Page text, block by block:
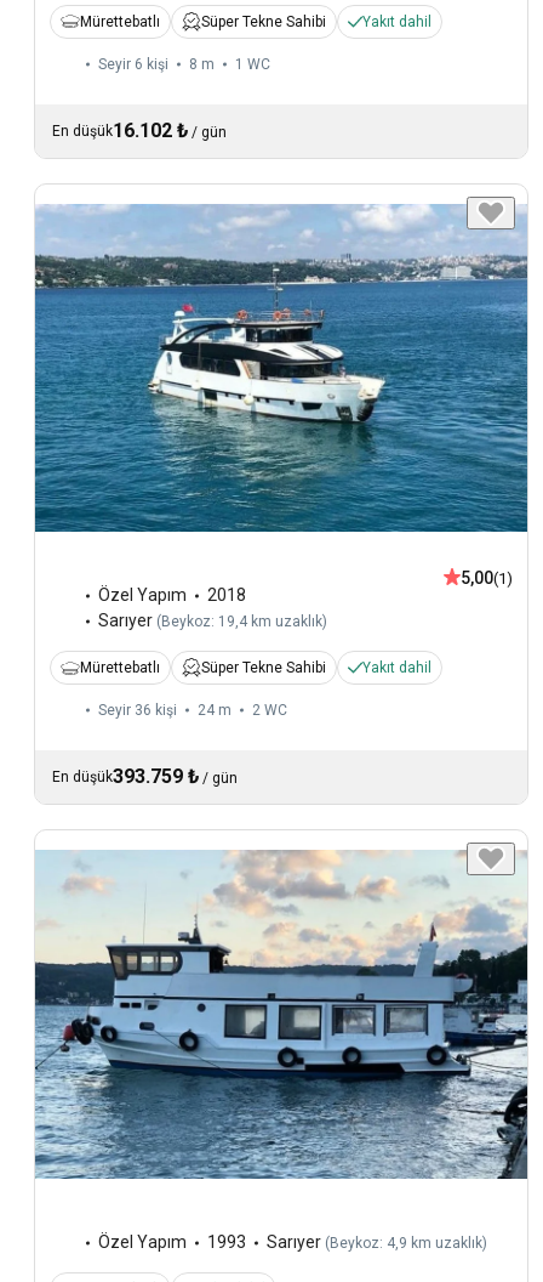
Mürettebatlı Süper Tekne Sahibi Yakıt dahil
Seyir 6 kişi 8 m 1 WC
En düşük16.102 ₺ / gün
Özel Yapım
2018
Sarıyer ( Beykoz: 19,4 km uzaklık)
5,00(1)
Mürettebatlı Süper Tekne Sahibi Yakıt dahil
Seyir 36 kişi 24 m 2 WC
En düşük393.759 ₺ / gün
Özel Yapım 1993 Sarıyer ( Beykoz: 4,9 km uzaklık)